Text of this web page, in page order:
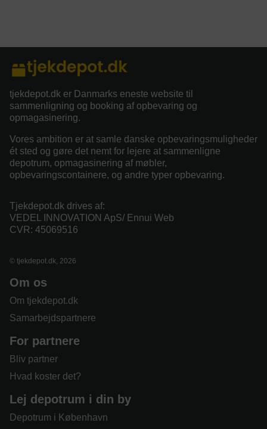
tjekdepot.dk er Danmarks eneste website til
sammenligning og booking af opbevaring og
opmagasinering.
Vores ambition er at samle danske opbevaringsmuligheder
ét sted og gøre det nemt for lejere at sammenligne
depotrum, opmagasinering af møbler,
opbevaringscontainere, og andre typer opbevaring.
Tjekdepot.dk drives af:
VEDEL INNOVATION ApS/ Ennui Web
CVR: 45069516
© tjekdepot.dk, 2026
Om os
Om tjekdepot.dk
Samarbejdspartnere
For partnere
Bliv partner
Hvad koster det?
Lej depotrum i din by
Depotrum i København